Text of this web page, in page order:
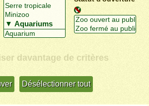
davantage de critères